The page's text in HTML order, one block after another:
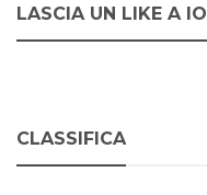
LASCIA UN LIKE A
CLASSIFICA